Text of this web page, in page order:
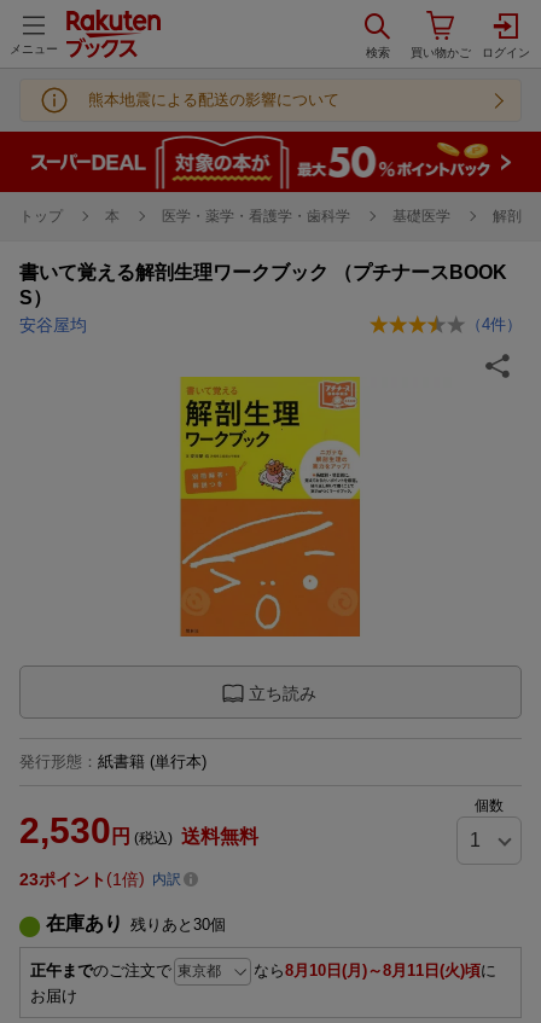
メニュー
熊本地震による配送の影響について
トップ 本 医学・薬学・看護学・歯科学 基礎医学 解剖学
書いて覚える解剖生理ワークブック （プチナースBOOK
S）
安谷屋均 （4件）
立ち読み
発行形態 ： 紙書籍 (単行本)
2,530 円 (税込) 送料無料
個数
23ポイント 1倍 内訳
在庫あり 残りあと 30個
正午までのご注文で なら8月10日(月)～8月11日(火)頃に
お届け